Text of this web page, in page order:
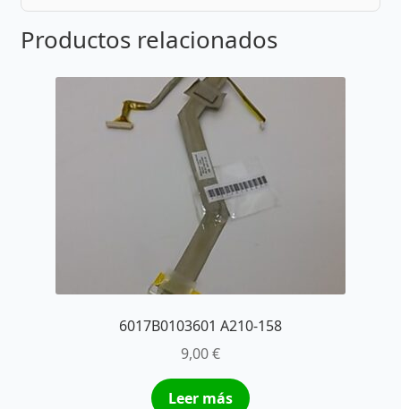
Productos relacionados
6017B0103601 A210-158
9,00€
Leer más